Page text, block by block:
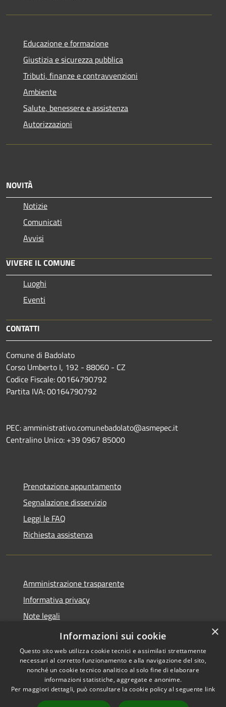
Educazione e formazione
Giustizia e sicurezza pubblica
Tributi, finanze e contravvenzioni
Ambiente
Salute, benessere e assistenza
Autorizzazioni
NOVITÀ
Notizie
Comunicati
Avvisi
VIVERE IL COMUNE
Luoghi
Eventi
CONTATTI
Comune di Badolato
Corso Umberto I, 192 - 88060 - CZ
Codice Fiscale: 00164790792
Partita IVA: 00164790792
PEC: amministrativo.comunebadolato@asmepec.it
Centralino Unico: +39 0967 85000
Prenotazione appuntamento
Segnalazione disservizio
Leggi le FAQ
Richiesta assistenza
Amministrazione trasparente
Informativa privacy
Note legali
Dichiarazione di accessibilità
Accessibilità
Copyright © 2026 • Comune di
Badolato • Powered by
×
Informazioni sui cookie
Questo sito web utilizza cookie tecnici e assimilati strettamente
necessari al corretto funzionamento e alla navigazione del sito,
nonché un cookie tecnico analitico al solo fine di elaborare
informazioni statistiche, aggregate e anonime.
Per maggiori dettagli, può consultare la cookie policy al seguente link